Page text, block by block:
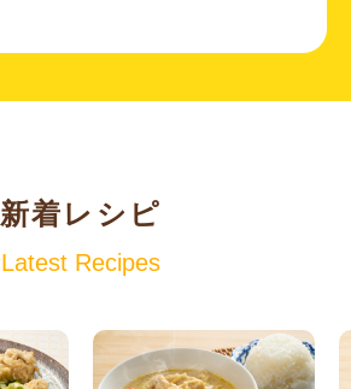
新着レシピ
Latest Recipes